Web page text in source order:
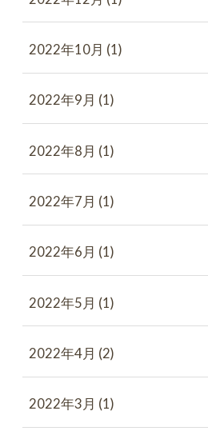
2022年10月 (1)
2022年9月 (1)
2022年8月 (1)
2022年7月 (1)
2022年6月 (1)
2022年5月 (1)
2022年4月 (2)
2022年3月 (1)